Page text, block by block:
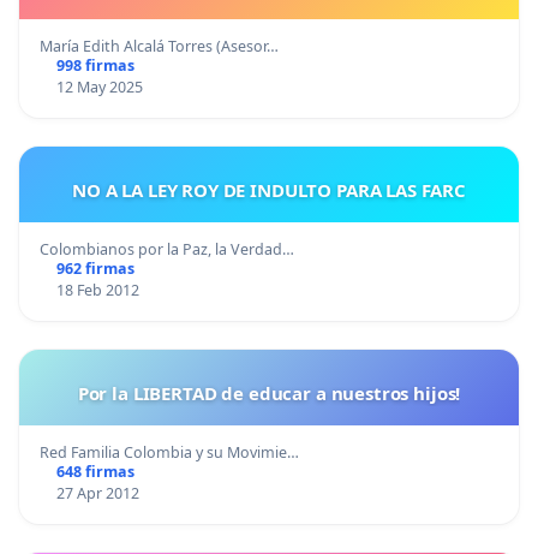
María Edith Alcalá Torres (Asesor…
998 firmas
12 May 2025
NO A LA LEY ROY DE INDULTO PARA LAS FARC
Colombianos por la Paz, la Verdad…
962 firmas
18 Feb 2012
Por la LIBERTAD de educar a nuestros hijos!
Red Familia Colombia y su Movimie…
648 firmas
27 Apr 2012